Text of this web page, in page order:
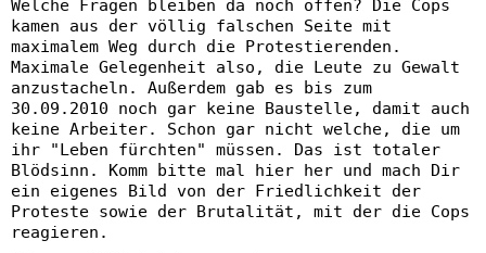
Welche Fragen bleiben da noch offen? Die Cops
kamen aus der völlig falschen Seite mit
maximalem Weg durch die Protestierenden.
Maximale Gelegenheit also, die Leute zu Gewalt
anzustacheln. Außerdem gab es bis zum
30.09.2010 noch gar keine Baustelle, damit auch
keine Arbeiter. Schon gar nicht welche, die um
ihr "Leben fürchten" müssen. Das ist totaler
Blödsinn. Komm bitte mal hier her und mach Dir
ein eigenes Bild von der Friedlichkeit der
Proteste sowie der Brutalität, mit der die Cops
reagieren.